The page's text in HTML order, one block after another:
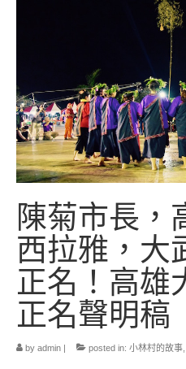
媒體上的小林
誰是大武壠族
語言傳承
工藝服飾
民族植物
風味飲食
歌舞文化
陳菊市長，
西拉雅，大
正名！高雄
正名聲明稿
by admin | posted in: 小林村的故事